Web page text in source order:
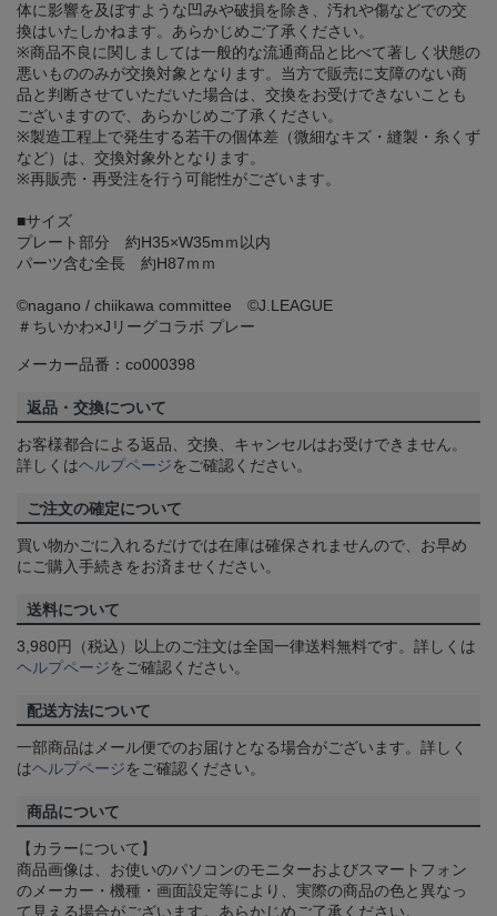
体に影響を及ぼすような凹みや破損を除き、汚れや傷などでの交
換はいたしかねます。あらかじめご了承ください。
※商品不良に関しましては一般的な流通商品と比べて著しく状態の
悪いもののみが交換対象となります。当方で販売に支障のない商
品と判断させていただいた場合は、交換をお受けできないことも
ございますので、あらかじめご了承ください。
※製造工程上で発生する若干の個体差（微細なキズ・縫製・糸くず
など）は、交換対象外となります。
※再販売・再受注を行う可能性がございます。
■サイズ
プレート部分 約H35×W35mｍ以内
パーツ含む全長 約H87ｍｍ
©️nagano / chiikawa committee ©J.LEAGUE
＃ちいかわ×Jリーグコラボ プレー
メーカー品番：co000398
返品・交換について
お客様都合による返品、交換、キャンセルはお受けできません。
詳しくはヘルプページをご確認ください。
ご注文の確定について
買い物かごに入れるだけでは在庫は確保されませんので、お早め
にご購入手続きをお済ませください。
送料について
3,980円（税込）以上のご注文は全国一律送料無料です。詳しくは
ヘルプページをご確認ください。
配送方法について
一部商品はメール便でのお届けとなる場合がございます。詳しく
はヘルプページをご確認ください。
商品について
【カラーについて】
商品画像は、お使いのパソコンのモニターおよびスマートフォン
のメーカー・機種・画面設定等により、実際の商品の色と異なっ
て見える場合がございます。あらかじめご了承ください。